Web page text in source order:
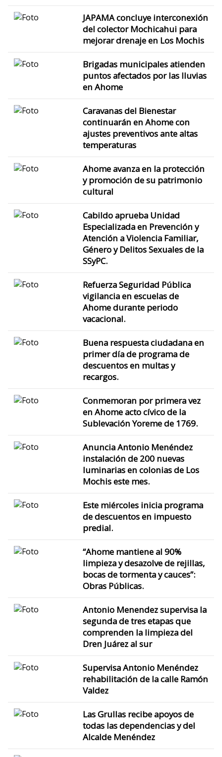
JAPAMA concluye interconexión
del colector Mochicahui para
mejorar drenaje en Los Mochis
Brigadas municipales atienden
puntos afectados por las lluvias
en Ahome
Caravanas del Bienestar
continuarán en Ahome con
ajustes preventivos ante altas
temperaturas
Ahome avanza en la protección
y promoción de su patrimonio
cultural
Cabildo aprueba Unidad
Especializada en Prevención y
Atención a Violencia Familiar,
Género y Delitos Sexuales de la
SSyPC.
Refuerza Seguridad Pública
vigilancia en escuelas de
Ahome durante periodo
vacacional.
Buena respuesta ciudadana en
primer día de programa de
descuentos en multas y
recargos.
Conmemoran por primera vez
en Ahome acto cívico de la
Sublevación Yoreme de 1769.
Anuncia Antonio Menéndez
instalación de 200 nuevas
luminarias en colonias de Los
Mochis este mes.
Este miércoles inicia programa
de descuentos en impuesto
predial.
“Ahome mantiene al 90%
limpieza y desazolve de rejillas,
bocas de tormenta y cauces”:
Obras Públicas.
Antonio Menendez supervisa la
segunda de tres etapas que
comprenden la limpieza del
Dren Juárez al sur
Supervisa Antonio Menéndez
rehabilitación de la calle Ramón
Valdez
Las Grullas recibe apoyos de
todas las dependencias y del
Alcalde Menéndez